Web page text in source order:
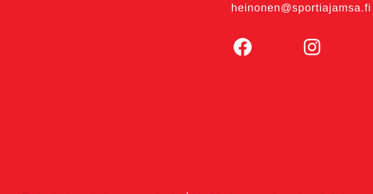
heinonen@sportiajamsa.fi
Facebook Instagram